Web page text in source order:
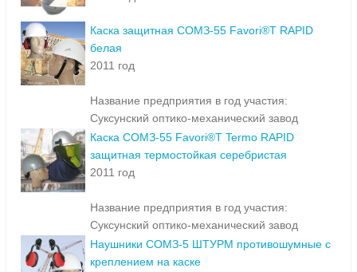
Каска защитная СОМЗ-55 Favori®T RAPID
белая
2011 год
Название предприятия в год участия:
Суксунский оптико-механический завод
Каска СОМЗ-55 Favori®T Termo RAPID
защитная термостойкая серебристая
2011 год
Название предприятия в год участия:
Суксунский оптико-механический завод
Наушники СОМЗ-5 ШТУРМ противошумные с
креплением на каске